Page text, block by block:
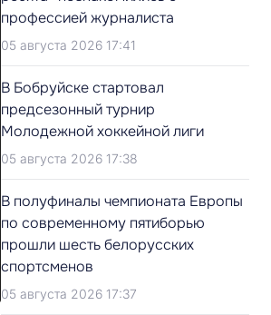
профессией журналиста
05 августа 2026 17:41
В Бобруйске стартовал
предсезонный турнир
Молодежной хоккейной лиги
05 августа 2026 17:38
В полуфиналы чемпионата Европы
по современному пятиборью
прошли шесть белорусских
спортсменов
05 августа 2026 17:37